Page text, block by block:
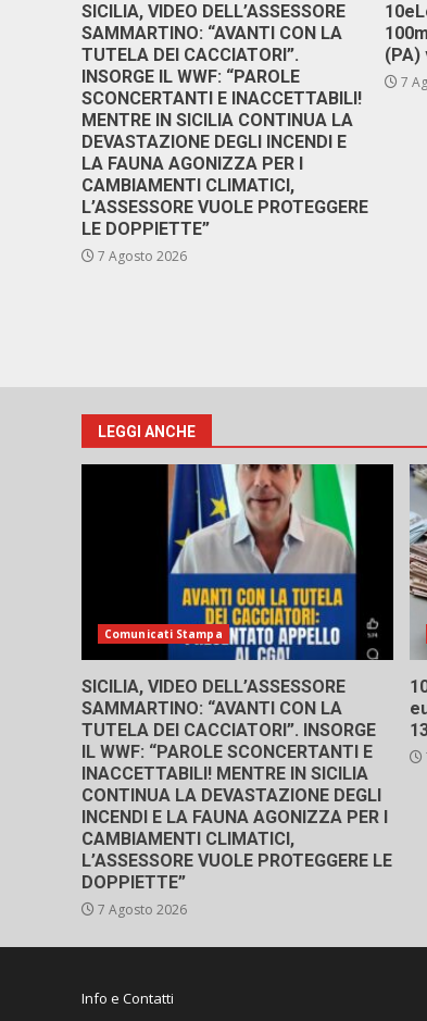
SICILIA, VIDEO DELL’ASSESSORE
SAMMARTINO: “AVANTI CON LA
TUTELA DEI CACCIATORI”.
INSORGE IL WWF: “PAROLE
SCONCERTANTI E INACCETTABILI!
MENTRE IN SICILIA CONTINUA LA
DEVASTAZIONE DEGLI INCENDI E
LA FAUNA AGONIZZA PER I
CAMBIAMENTI CLIMATICI,
L’ASSESSORE VUOLE PROTEGGERE
LE DOPPIETTE”
7 Agosto 2026
(PA)
7
LEGGI ANCHE
Comunicati Stampa
SICILIA, VIDEO DELL’ASSESSORE
SAMMARTINO: “AVANTI CON LA
TUTELA DEI CACCIATORI”. INSORGE
IL WWF: “PAROLE SCONCERTANTI E
INACCETTABILI! MENTRE IN SICILIA
CONTINUA LA DEVASTAZIONE DEGLI
INCENDI E LA FAUNA AGONIZZA PER I
CAMBIAMENTI CLIMATICI,
L’ASSESSORE VUOLE PROTEGGERE LE
DOPPIETTE”
7 Agosto 2026
Info e Contatti